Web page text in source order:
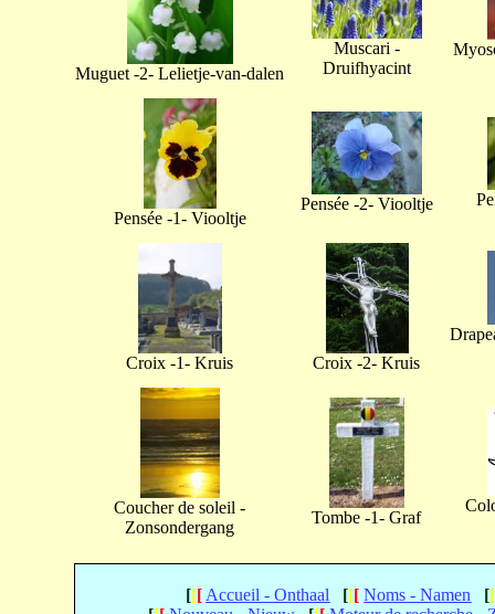
Muguet -2- Lelietje-van-dalen
Muscari -
Druifhyacint
Pensée -1- Viooltje
Pensée -2- Viooltje
Croix -1- Kruis Croix -2- Kruis
Coucher de soleil -
Zonsondergang
Tombe -1- Graf
[[[ Accueil - Onthaal [[[ Noms - Namen [[